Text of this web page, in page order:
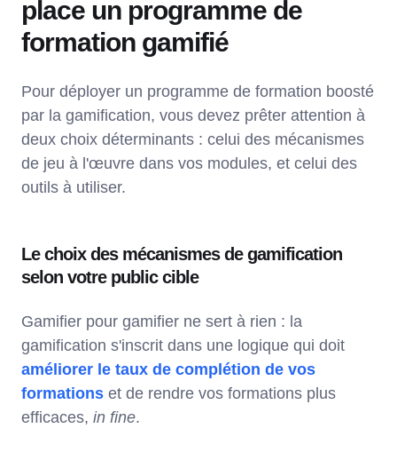
place un programme de
formation gamifié
Pour déployer un programme de formation boosté
par la gamification, vous devez prêter attention à
deux choix déterminants : celui des mécanismes
de jeu à l'œuvre dans vos modules, et celui des
outils à utiliser.
Le choix des mécanismes de gamification
selon votre public cible
Gamifier pour gamifier ne sert à rien : la
gamification s'inscrit dans une logique qui doit
améliorer le taux de complétion de vos
formations et de rendre vos formations plus
efficaces, in fine.